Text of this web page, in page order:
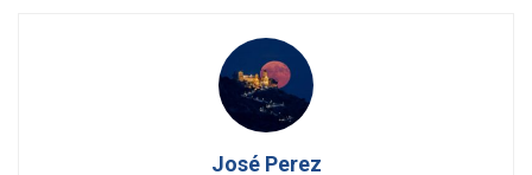
José Perez